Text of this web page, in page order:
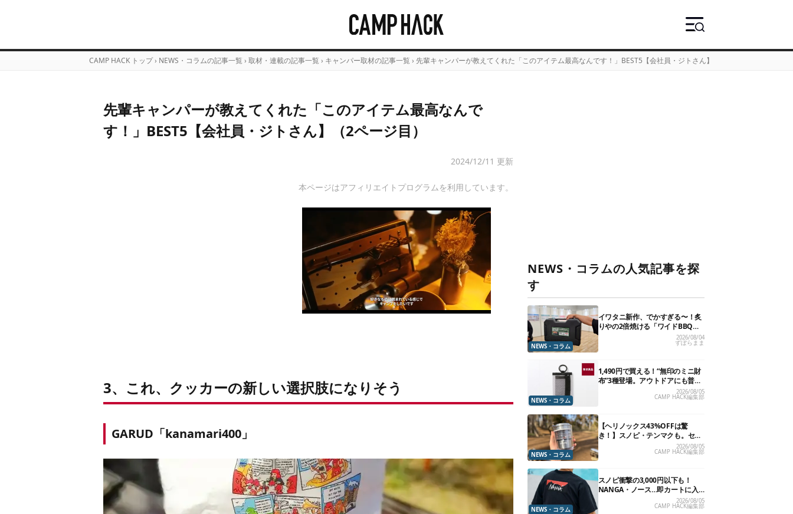
CAMP HACK トップ › NEWS・コラムの記事一覧 › 取材・連載の記事一覧 › キャンパー取材の記事一覧 › 先輩キャンパーが教えてくれた「このアイテム最高なんです！」BEST5【会社員・ジトさん】
先輩キャンパーが教えてくれた「このアイテム最高なんで
す！」BEST5【会社員・ジトさん】（2ページ目）
2024/12/11 更新
本ページはアフィリエイトプログラムを利用しています。
3、これ、クッカーの新しい選択肢になりそう
GARUD「kanamari400」
NEWS・コラムの人気記事を探
す
NEWS・コラム
イワタニ新作、でかすぎる〜！炙
りやの2倍焼ける「ワイドBBQグ
リル」で“豪快焼肉”できるよ【再
販開始】
2026/08/04
ずぼらまま
NEWS・コラム
1,490円で買える！“無印のミニ財
布”3種登場。アウトドアにも普段
2026/08/05
CAMP HACK編集部
NEWS・コラム
【ヘリノックス43%OFFは驚
き！】スノピ・テンマクも。セー
ル中の「見逃せないキャンプ道
具」12選
2026/08/05
CAMP HACK編集部
NEWS・コラム
スノピ衝撃の3,000円以下も！
NANGA・ノース…即カートに入
れたいアウトドアな「値下げ夏
2026/08/05
CAMP HACK編集部